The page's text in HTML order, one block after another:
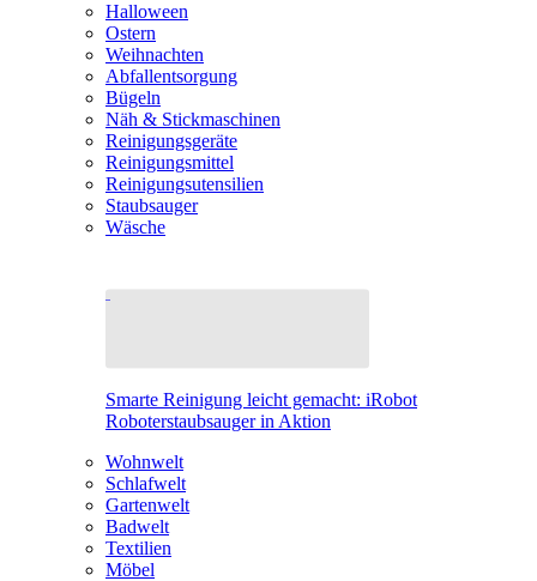
Halloween
Ostern
Weihnachten
Abfallentsorgung
Bügeln
Näh & Stickmaschinen
Reinigungsgeräte
Reinigungsmittel
Reinigungsutensilien
Staubsauger
Wäsche
Smarte Reinigung leicht gemacht: iRobot
Roboterstaubsauger in Aktion
Wohnwelt
Schlafwelt
Gartenwelt
Badwelt
Textilien
Möbel